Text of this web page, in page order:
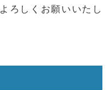
ろしくお願いいたし